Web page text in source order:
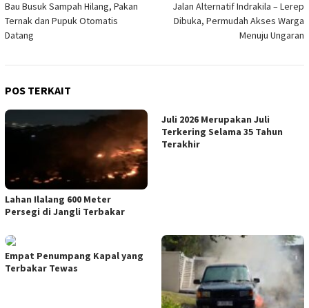
pos
Bau Busuk Sampah Hilang, Pakan
Ternak dan Pupuk Otomatis
Datang
Jalan Alternatif Indrakila – Lerep
Dibuka, Permudah Akses Warga
Menuju Ungaran
POS TERKAIT
Lahan Ilalang 600 Meter
Persegi di Jangli Terbakar
Juli 2026 Merupakan Juli
Terkering Selama 35 Tahun
Terakhir
Empat Penumpang Kapal yang
Terbakar Tewas